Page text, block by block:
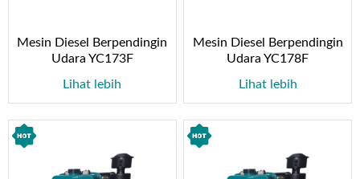
Mesin Diesel Berpendingin
Udara YC173F
Lihat lebih
Mesin Diesel Berpendingin
Udara YC178F
Lihat lebih